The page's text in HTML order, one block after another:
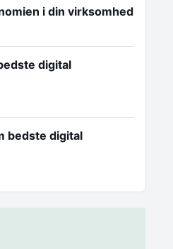
i din virksomhed
digital
bedste digital